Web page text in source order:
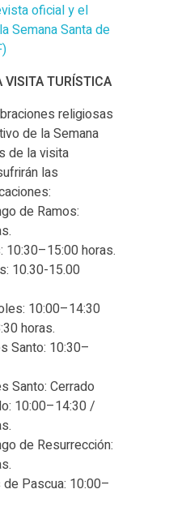
oficial y el
Semana Santa de
VISITA TURÍSTICA
religiosas
de la Semana
de la visita
las
de Ramos:
10:30–15:00 horas.
10.30-15.00
10:00–14:30
horas.
Santo: 10:30–
Santo: Cerrado
10:00–14:30 /
de Resurrección:
Pascua: 10:00–